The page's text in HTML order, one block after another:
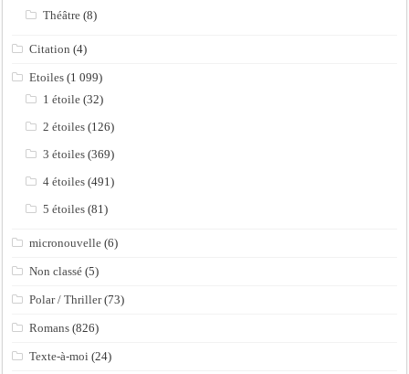
Théâtre (8)
Citation (4)
Etoiles (1 099)
1 étoile (32)
2 étoiles (126)
3 étoiles (369)
4 étoiles (491)
5 étoiles (81)
micronouvelle (6)
Non classé (5)
Polar / Thriller(73)
Romans (826)
Texte-à-moi (24)